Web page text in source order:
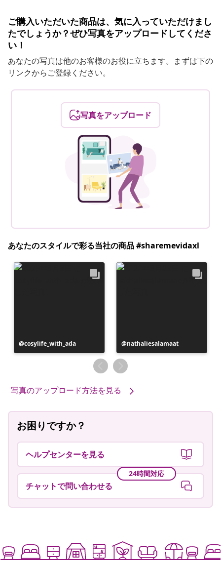
ご購入いただいた商品は、気に入っていただけまし
たでしょうか？ぜひ写真をアップロードしてくださ
い！
あなたの写真は他のお客様のお役に立ちます。まずは下の
リンクからご登録ください。
写真をアップロード
あなたのスタイルで彩る当社の商品 #sharemevidaxl
投
稿
cosylife_with_ada
投
稿
者
nathaliesalamaat
写真のアップロード方法を見る
お困りですか？
ヘルプセンターを見る
24時間対応
チャットで問い合わせる